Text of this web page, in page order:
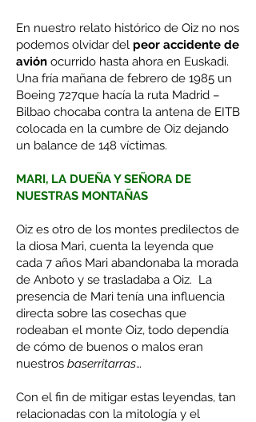
En nuestro relato histórico de Oiz no nos
podemos olvidar del peor accidente de
avión ocurrido hasta ahora en Euskadi.
Una fría mañana de febrero de 1985 un
Boeing 727que hacía la ruta Madrid –
Bilbao chocaba contra la antena de EITB
colocada en la cumbre de Oiz dejando
un balance de 148 víctimas.
MARI, LA DUEÑA Y SEÑORA DE
NUESTRAS MONTAÑAS
Oiz es otro de los montes predilectos de
la diosa Mari, cuenta la leyenda que
cada 7 años Mari abandonaba la morada
de Anboto y se trasladaba a Oiz. La
presencia de Mari tenía una influencia
directa sobre las cosechas que
rodeaban el monte Oiz, todo dependía
de cómo de buenos o malos eran
nuestros baserritarras…
Con el fin de mitigar estas leyendas, tan
relacionadas con la mitología y el